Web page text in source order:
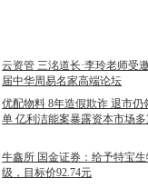
云资管 三洺道长·李玲老师受
届中华周易名家高端论坛
优配物料 8年造假欺诈 退市仍
单 亿利洁能案暴露资本市场
牛鑫所 国金证券：给予特宝
级，目标价92.74元